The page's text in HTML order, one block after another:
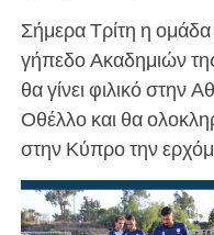
Σήμερα Τρίτη η
γήπεδο Ακαδημιών
θα γίνει φιλικό στην
Οθέλλο και θα
στην Κύπρο την